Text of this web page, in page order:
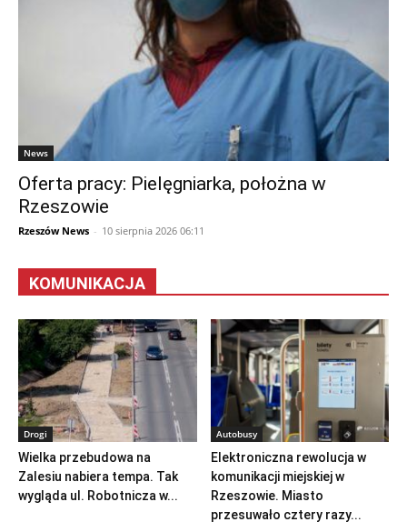
News
Oferta pracy: Pielęgniarka, położna w
Rzeszowie
Rzeszów News - 10 sierpnia 2026 06:11
KOMUNIKACJA
Drogi
Wielka przebudowa na
Zalesiu nabiera tempa. Tak
wygląda ul. Robotnicza w...
Autobusy
Elektroniczna rewolucja w
komunikacji miejskiej w
Rzeszowie. Miasto
przesuwało cztery razy...